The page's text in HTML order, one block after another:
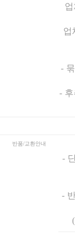
업
업
-
-
반품/교환안내
-
-